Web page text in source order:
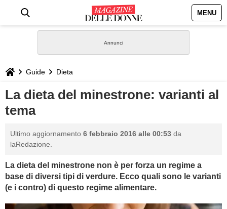
MENU
STILE
BIOGRAFIE
DEFINIZIONI
GASTRONOMIA
CAPELLI
Guide Dieta
La dieta del minestrone: varianti al
tema
Ultimo aggiornamento 6 febbraio 2016 alle 00:53 da
laRedazione.
La dieta del minestrone non è per forza un regime a
base di diversi tipi di verdure. Ecco quali sono le varianti
(e i contro) di questo regime alimentare.